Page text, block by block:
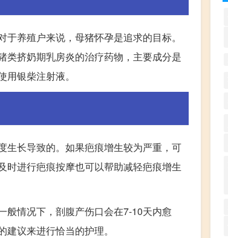
养殖户来说，母猪怀孕是追求的目标。
类挤奶期乳房炎的治疗药物，主要成分是
银柴注射液。
生长导致的。如果疤痕增生较为严重，可
时进行疤痕按摩也可以帮助减轻疤痕增生
般情况下，剖腹产伤口会在7-10天内愈
议来进行恰当的护理。